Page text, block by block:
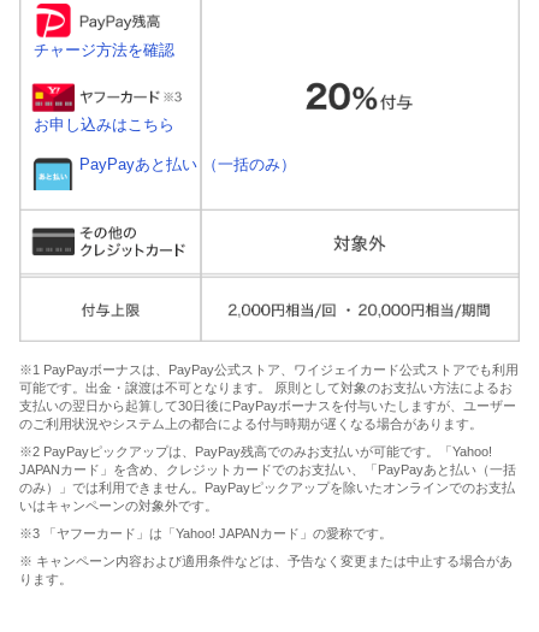
チャージ方法を確認
お申し込みはこちら
PayPayあと払い （一括のみ）
※1 PayPayボーナスは、PayPay公式ストア、ワイジェイカード公式ストアでも利用
可能です。出金・譲渡は不可となります。 原則として対象のお支払い方法によるお
支払いの翌日から起算して30日後にPayPayボーナスを付与いたしますが、ユーザー
のご利用状況やシステム上の都合による付与時期が遅くなる場合があります。
※2 PayPayピックアップは、PayPay残高でのみお支払いが可能です。「Yahoo!
JAPANカード」を含め、クレジットカードでのお支払い、「PayPayあと払い（一括
のみ）」では利用できません。PayPayピックアップを除いたオンラインでのお支払
いはキャンペーンの対象外です。
※3 「ヤフーカード」は「Yahoo! JAPANカード」の愛称です。
※ キャンペーン内容および適用条件などは、予告なく変更または中止する場合があ
ります。